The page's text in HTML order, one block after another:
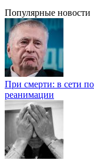
Популярные новости
При смерти: в сети
реанимации